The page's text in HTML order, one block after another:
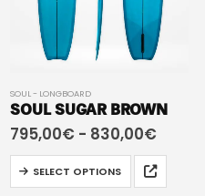
SOUL - LONGBOARD
SOUL SUGAR BROWN
795,00€ - 830,00€
SELECT OPTIONS